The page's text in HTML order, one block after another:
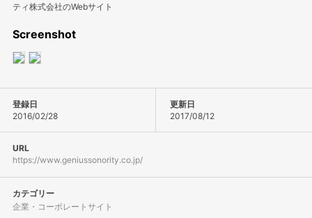
ティ株式会社のWebサイト
Screenshot
登録日
2016/02/28
更新日
2017/08/12
URL
https://www.geniussonority.co.jp/
カテゴリー
企業・コーポレートサイト